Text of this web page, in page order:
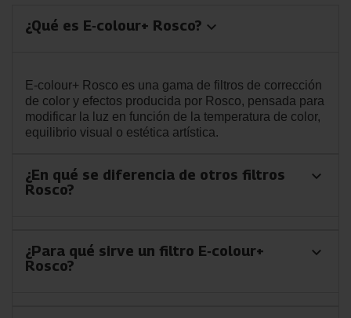
¿Qué es E‑colour+ Rosco? keyboard_arrow_down
E‑colour+ Rosco es una gama de filtros de corrección
de color y efectos producida por Rosco, pensada para
modificar la luz en función de la temperatura de color,
equilibrio visual o estética artística.
¿En qué se diferencia de otros filtros
Rosco?
keyboard_arrow_down
¿Para qué sirve un filtro E‑colour+
Rosco?
keyboard_arrow_down